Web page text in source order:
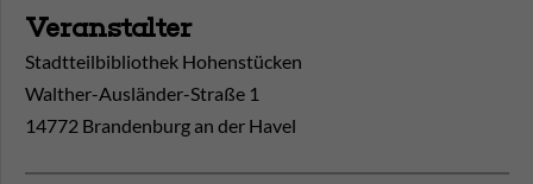
Veranstalter
Stadtteilbibliothek Hohenstücken
Walther-Ausländer-Straße 1
14772 Brandenburg an der Havel